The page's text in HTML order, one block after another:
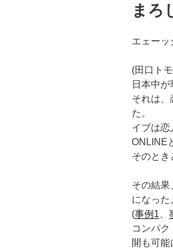
日:
まろ
エェーッ
(田口ト
日本中が
それは、
た。
イブは恋
ONLINE
そのとき
その結果
になった
(事例1
コンパク
開も可能